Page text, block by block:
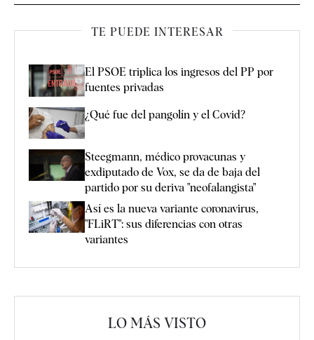
TE PUEDE INTERESAR
El PSOE triplica los ingresos del PP por
fuentes privadas
¿Qué fue del pangolín y el Covid?
Steegmann, médico provacunas y
exdiputado de Vox, se da de baja del
partido por su deriva "neofalangista"
Así es la nueva variante coronavirus,
"FLiRT": sus diferencias con otras
variantes
LO MÁS VISTO